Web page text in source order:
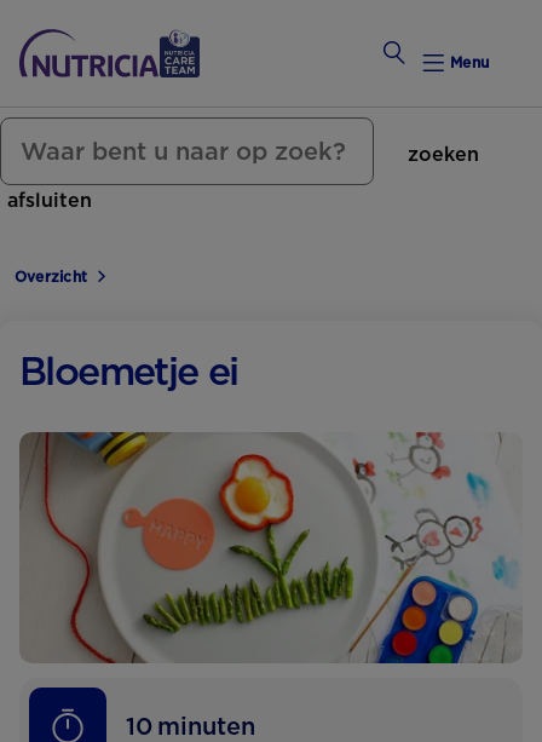
Zwanger Worden
Menu
zoeken
afsluiten
Overzicht
Bloemetje ei
10 minuten